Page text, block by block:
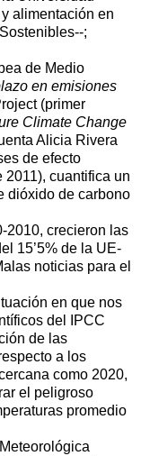
alimentación en
;
de Medio
en emisiones
(primer
Climate Change
Alicia Rivera
de efecto
2011), cuantifica un
dióxido de carbono
crecieron las
15’5% de la UE-
noticias para el
en que nos
del IPCC
de las
a los
como 2020,
el peligroso
promedio